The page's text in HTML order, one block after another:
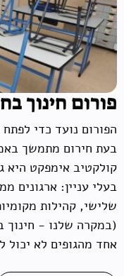
פורום חינוך
הפורום נועד כדי לפתח
בעת חירום מתמשך
קולקטיב אימפקט היא
בעלי עניין: ארגונים
שלישי, קהילות
(במקרה שלנו - חינוך
אחד מהגופים לא יכול